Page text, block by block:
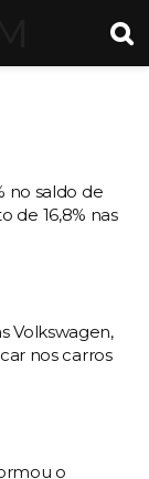
no saldo de
de 16,8% nas
Volkswagen,
nos carros
o